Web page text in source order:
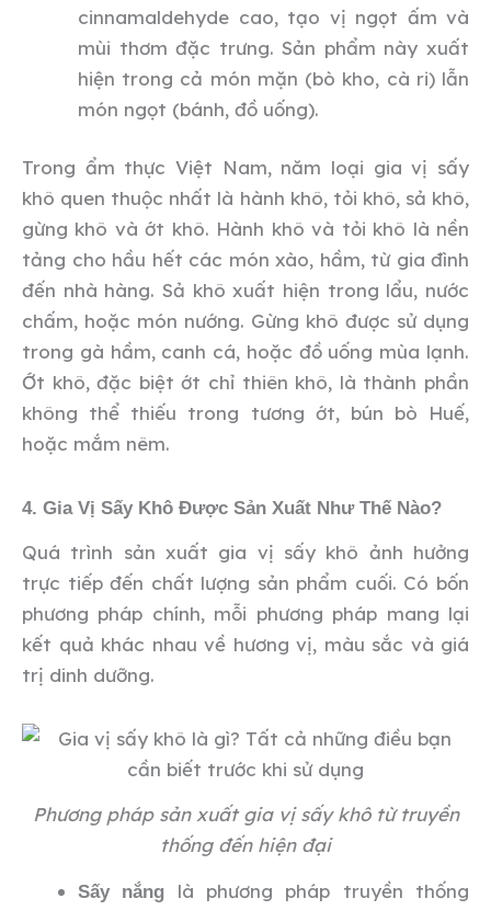
cinnamaldehyde cao, tạo vị ngọt ấm và
mùi thơm đặc trưng. Sản phẩm này xuất
hiện trong cả món mặn (bò kho, cà ri) lẫn
món ngọt (bánh, đồ uống).
Trong ẩm thực Việt Nam, năm loại gia vị sấy
khô quen thuộc nhất là hành khô, tỏi khô, sả khô,
gừng khô và ớt khô. Hành khô và tỏi khô là nền
tảng cho hầu hết các món xào, hầm, từ gia đình
đến nhà hàng. Sả khô xuất hiện trong lẩu, nước
chấm, hoặc món nướng. Gừng khô được sử dụng
trong gà hầm, canh cá, hoặc đồ uống mùa lạnh.
Ớt khô, đặc biệt ớt chỉ thiên khô, là thành phần
không thể thiếu trong tương ớt, bún bò Huế,
hoặc mắm nêm.
4. Gia Vị Sấy Khô Được Sản Xuất Như Thế Nào?
Quá trình sản xuất gia vị sấy khô ảnh hưởng
trực tiếp đến chất lượng sản phẩm cuối. Có bốn
phương pháp chính, mỗi phương pháp mang lại
kết quả khác nhau về hương vị, màu sắc và giá
trị dinh dưỡng.
Phương pháp sản xuất gia vị sấy khô từ truyền
thống đến hiện đại
Sấy nắng là phương pháp truyền thống